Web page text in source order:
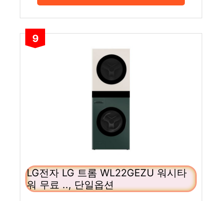
9
LG전자 LG 트롬 WL22GEZU 워시타
워 무료 .., 단일옵션